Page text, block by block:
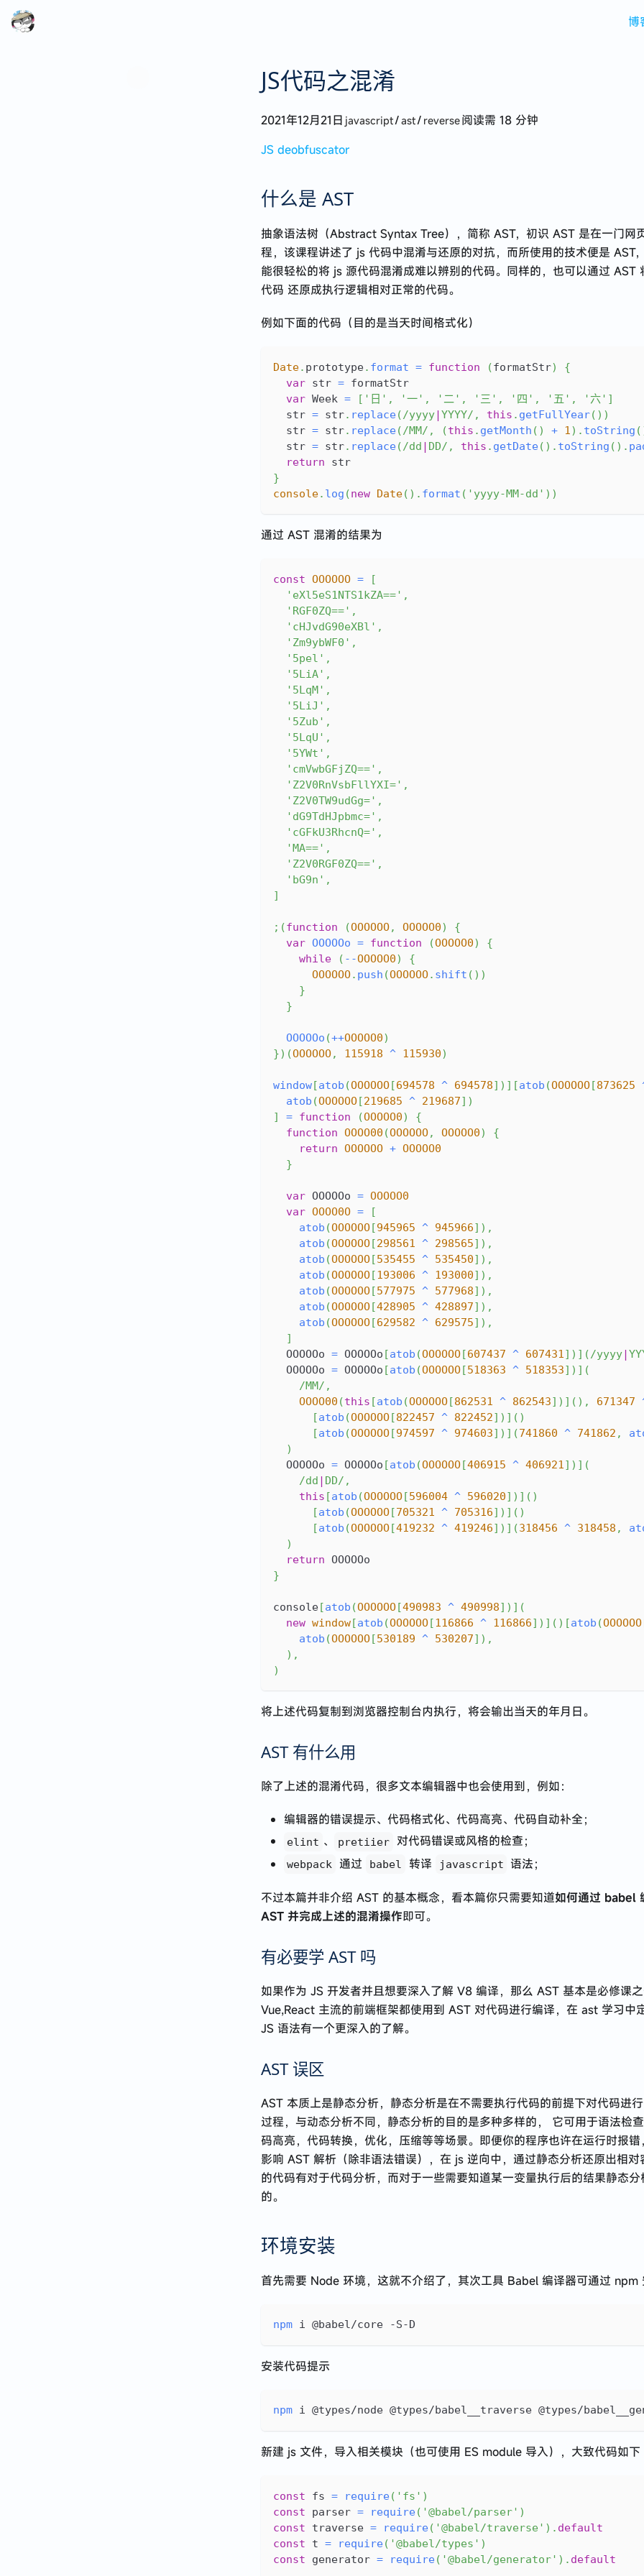
博
JS代码之混淆
2021年12月21日 javascript/ast/ reverse阅读需 18 分钟
JS deobfuscator
什么是 AST
抽象语法树（Abstract Syntax Tree），简称 AST，初识 AST 是在一门网
程，该课程讲述了 js 代码中混淆与还原的对抗，而所使用的技术便是 AST
能很轻松的将 js 源代码混淆成难以辨别的代码。同样的，也可以通过 AST
代码 还原成执行逻辑相对正常的代码。
例如下面的代码（目的是当天时间格式化）
Date. prototype. format = function (formatStr)
{
var str = formatStr
var Week = [ '日' , '一' , '二' , '三' , '四' , '五' , '六' ]
  str
= str. replace( /yyyy|YYYY/ , this . getFullYear( ) )
  str
= str. replace( /MM/ , (this . getMonth ( ) + 1 ) . toString (
  str
= str. replace( /dd | DD/ , this . getDate( ) . toString ( ) .
return str
}
console. log (new Date( ) . format ( 'yyyy-MM-dd' ) )
通过 AST 混淆的结果为
const OOOOOO =
[
'eXl5eS1NTS1kZA==' ,
'RGF0ZQ==' ,
'cHJvdG90eXBl' ,
'Zm9ybWF0' ,
'5pel' ,
'5LiA' ,
'5LqM' ,
'5LiJ' ,
'5Zub' ,
'5LqU' ,
'5YWt' ,
'cmVwbGFjZQ==' ,
'Z2V0RnVsbFllYXI=' ,
'Z2V0TW9udGg=' ,
'dG9TdHJpbmc=' ,
'cGFkU3RhcnQ=' ,
'MA==' ,
'Z2V0RGF0ZQ==' ,
'bG9n' ,
]
; (function (OOOOOO, OOOOO0)
{
var OOOOOo = function (OOOOO0)
{
while
( --OOOOO0)
{
OOOOOO. push (OOOOOO. shift ( ) )
}
}
OOOOOo (++OOOOO0)
}) (OOOOOO, 115918 ^ 115930)
window[atob (OOOOOO[694578 ^ 694578] ) ] [atob (OOOOOO[873625
atob (OOOOOO[219685 ^ 219687] )
]
= function (OOOOO0)
{
function OOOO00 (OOOOOO, OOOOO0)
{
return OOOOOO + OOOOO0
}
var OOOOOo = OOOOO0
var OOOO0O =
[
atob (OOOOOO[945965 ^ 945966] ) ,
atob (OOOOOO[298561 ^ 298565] ) ,
atob (OOOOOO[535455 ^ 535450] ) ,
atob (OOOOOO[193006 ^ 193000] ) ,
atob (OOOOOO[577975 ^ 577968] ) ,
atob (OOOOOO[428905 ^ 428897] ) ,
atob (OOOOOO[629582 ^ 629575] ) ,
]
OOOOOo = OOOOOo [atob (OOOOOO[607437 ^ 607431] ) ] (/yyyy|
OOOOOo = OOOOOo [atob (OOOOOO[518363 ^ 518353] ) ] (
/MM/ ,
OOOO00 (this [atob (OOOOOO[862531 ^ 862543] ) ] ( ) , 671347
[atob (OOOOOO[822457 ^ 822452] ) ] ( )
[atob (OOOOOO[974597 ^ 974603] ) ] (741860 ^ 741862 ,
)
OOOOOo = OOOOOo [atob (OOOOOO[406915 ^ 406921] ) ] (
/dd | DD/ ,
this [atob (OOOOOO[596004 ^ 596020] ) ] ( )
[atob (OOOOOO[705321 ^ 705316] ) ] ( )
[atob (OOOOOO[419232 ^ 419246] ) ] (318456 ^ 318458 ,
)
return OOOOOo
}
console[atob (OOOOOO[490983 ^ 490998] ) ] (
new window[atob (OOOOOO[116866 ^ 116866] ) ] ( ) [atob (OOOOOO
atob (OOOOOO[530189 ^ 530207] ) ,
) ,
)
将上述代码复制到浏览器控制台内执行，将会输出当天的年月日。
AST 有什么用
除了上述的混淆代码，很多文本编辑器中也会使用到，例如：
编辑器的错误提示、代码格式化、代码高亮、代码自动补全；
elint 、 pretiier 对代码错误或风格的检查；
webpack 通过 babel 转译 javascript 语法；
不过本篇并非介绍 AST 的基本概念，看本篇你只需要知道如何通过 babel
AST 并完成上述的混淆操作即可。
有必要学 AST 吗
如果作为 JS 开发者并且想要深入了解 V8 编译，那么 AST 基本是必修课
Vue,React 主流的前端框架都使用到 AST 对代码进行编译，在 ast 学习中
JS 语法有一个更深入的了解。
AST 误区
AST 本质上是静态分析，静态分析是在不需要执行代码的前提下对代码进
过程，与动态分析不同，静态分析的目的是多种多样的， 它可用于语法检
码高亮，代码转换，优化，压缩等等场景。即便你的程序也许在运行时报错
影响 AST 解析（除非语法错误），在 js 逆向中，通过静态分析还原出相对
的代码有对于代码分析，而对于一些需要知道某一变量执行后的结果静态分
的。
环境安装
首先需要 Node 环境，这就不介绍了，其次工具 Babel 编译器可通过 npm
npm i @babel/core -S-D
安装代码提示
npm i @types/node @types/babel__traverse @types/
新建 js 文件，导入相关模块（也可使用 ES module 导入），大致代码如下
const fs = require( 'fs' )
const parser = require( '@babel/parser' )
const traverse = require( '@babel/traverse' ) . default
const t = require( '@babel/types' )
const generator = require( '@babel/generator' ) . default